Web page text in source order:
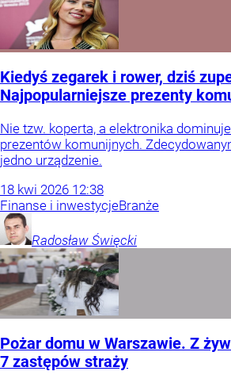
Kiedyś zegarek i rower, dziś
Najpopularniejsze prezenty
Nie tzw. koperta, a elektronika
prezentów komunijnych.
jedno urządzenie.
18 kwi 2026 12:38
Finanse i inwestycjeBranże
Radosław Święcki
Pożar domu w Warszawie. Z
7 zastępów straży